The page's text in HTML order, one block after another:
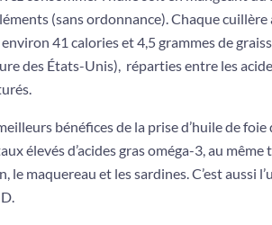
(sans ordonnance). Chaque cuillère
41 calories et 4,5 grammes de
des États-Unis), réparties entre les
bénéfices de la prise d’huile de
élevés d’acides gras oméga-3, au
le maquereau et les sardines. C’est aussi